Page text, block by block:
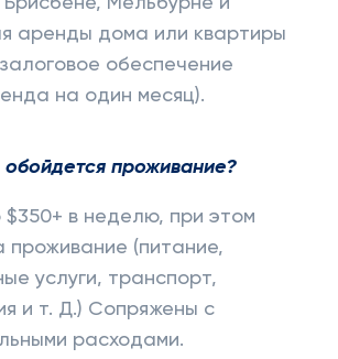
аренды дома или квартиры
обеспечение
на один месяц).
обойдется проживание?
в неделю, при этом
проживание (питание,
услуги, транспорт,
и т. Д.) Сопряжены с
расходами.